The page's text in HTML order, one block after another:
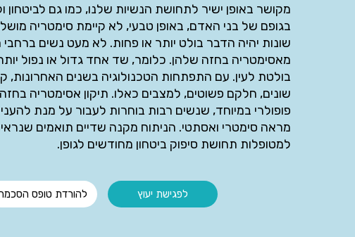
מקושר באופן ישיר לתחושת הנשיות שלנו, כמו גם לביטחון
בגופם של בני האדם, באופן טבעי, לא קיימת סימטריה
שונות יהיה הדבר בולט יותר או פחות. לא מעט נשים ברחבי
מאסימטריה בחזה שלהן. כלומר, שד אחד גדול או נפול
בולטת לעין. עם התפתחות הטכנולוגיה בשנים האחרונות,
שונים, חלקם פשוטים, למצבים כאלו. תיקון אסימטריה
פופולרי במיוחד, שנשים רבות בוחרות לעבור על מנת
מראה סימטרי ואסתטי. הניתוח מקנה שדיים תואמים
למטופלות תחושת סיפוק ביטחון מחודשים לגופן.
לפגישת יעוץ להורדת טופס